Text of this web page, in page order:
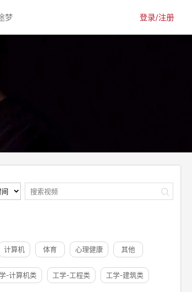
梦(current) 登录/注册
计算机 体育 心理健康 其他
-计算机类 工学-工程类 工学-建筑类